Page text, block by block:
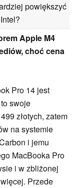
powiększyć
Apple M4
choć cena
Pro 14 jest
swoje
złotych, zatem
na systemie
i jemu
MacBooka Pro
i w zbliżonej
Przede